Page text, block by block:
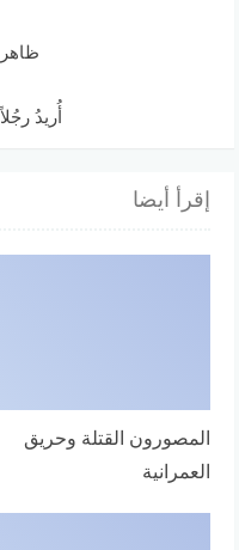
أُريدُ
إقرأ أيضا
المصورون القتلة وحريق
العمرانية